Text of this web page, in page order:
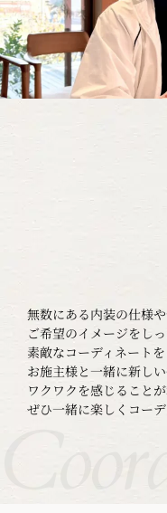
無数にある内装の仕様や
ご希望のイメージをし
素敵なコーディネートを
お施主様と一緒に新し
ワクワクを感じることが
ぜひ一緒に楽しくコー